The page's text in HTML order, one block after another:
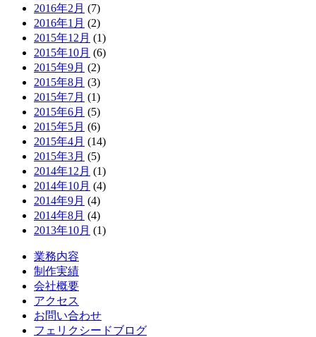
2016年2月 (7)
2016年1月 (2)
2015年12月 (1)
2015年10月 (6)
2015年9月 (2)
2015年8月 (3)
2015年7月 (1)
2015年6月 (5)
2015年5月 (6)
2015年4月 (14)
2015年3月 (5)
2014年12月 (1)
2014年10月 (4)
2014年9月 (4)
2014年8月 (4)
2013年10月 (1)
業務内容
制作実績
会社概要
アクセス
お問い合わせ
フェリクシードブログ